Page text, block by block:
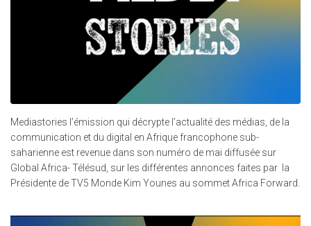
Mediastories l’émission qui décrypte l’actualité des médias, de la
communication et du digital en Afrique francophone sub-
saharienne est revenue dans son numéro de mai diffusée sur
Global Africa- Télésud, sur les différentes annonces faites par la
Présidente de TV5 Monde Kim Younes au sommet Africa Forward.